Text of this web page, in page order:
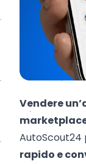
Vendere
AutoScout24
rapido e